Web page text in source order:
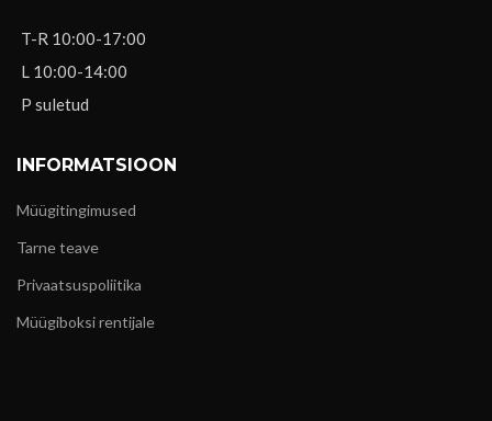
T-R 10:00-17:00
L 10:00-14:00
P suletud
INFORMATSIOON
Müügitingimused
Tarne teave
Privaatsuspoliitika
Müügiboksi rentijale